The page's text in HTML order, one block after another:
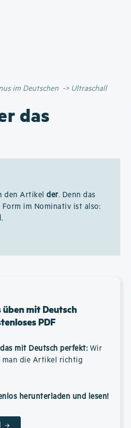
im Deutschen Ultraschall
das
den Artikelder. Denn das
im Nominativ ist also:
.
üben mit Deutsch
PDF
mit Deutsch perfekt: Wir
man die Artikel richtig
herunterladen und lesen!